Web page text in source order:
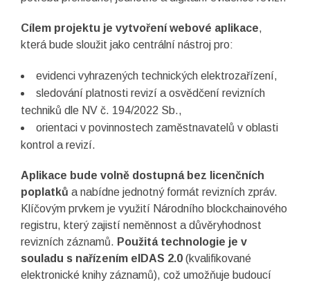
asociace České republiky
Cílem projektu je vytvoření webové aplikace,
která bude sloužit jako centrální nástroj pro:
evidenci vyhrazených technických elektrozařízení,
sledování platnosti revizí a osvědčení revizních
techniků dle NV č. 194/2022 Sb.,
orientaci v povinnostech zaměstnavatelů v oblasti
kontrol a revizí.
Aplikace bude volně dostupná bez licenčních
poplatků a nabídne jednotný formát revizních zpráv.
Klíčovým prvkem je využití Národního blockchainového
registru, který zajistí neměnnost a důvěryhodnost
revizních záznamů. Použitá technologie je v
souladu s nařízením eIDAS 2.0 (kvalifikované
elektronické knihy záznamů), což umožňuje budoucí